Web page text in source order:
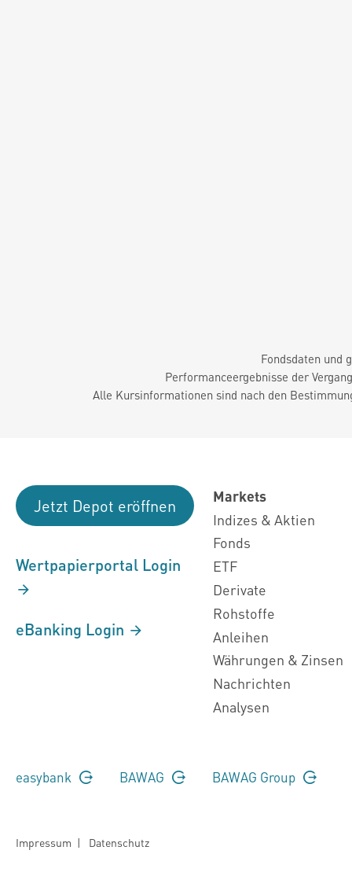
Fondsdaten und
Performanceergebnisse der
Alle Kursinformationen sind nach den
Jetzt Depot eröffnen
Wertpapierportal Login
eBanking Login
Markets
Indizes & Aktien
Fonds
ETF
Derivate
Rohstoffe
Anleihen
Währungen & Zinsen
Nachrichten
Analysen
easybank BAWAG BAWAG Group
Impressum | Datenschutz